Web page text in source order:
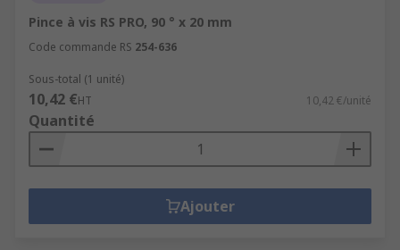
Pince à vis RS PRO, 90 ° x 20 mm
Code commande RS 254-636
Sous-total (1 unité)
10,42 €HT 10,42 €/unité
Quantité
Ajouter